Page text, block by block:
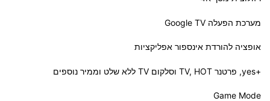
מערכת הפעלה Google TV
אופציה להורדת אינספור אפליקציות
+yes, פרטנר TV, HOT וסלקום TV ללא שלט וממיר נוספים
Game Mode